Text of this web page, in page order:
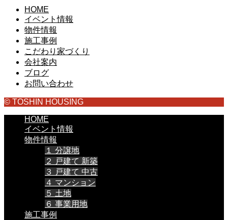
HOME
イベント情報
物件情報
施工事例
こだわり家づくり
会社案内
ブログ
お問い合わせ
© TOSHIN HOUSING
HOME
イベント情報
物件情報
１ 分譲地
２ 戸建て 新築
３ 戸建て 中古
４ マンション
５ 土地
６ 事業用地
施工事例